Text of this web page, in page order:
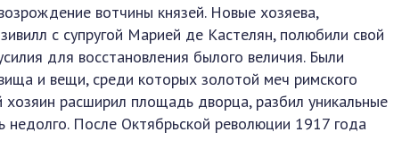
вотчины князей. Новые хозяева,
с супругой Марией де Кастелян, полюбили свой
для восстановления былого величия. Были
и вещи, среди которых золотой меч римского
расширил площадь дворца, разбил уникальные
недолго. После Октябрьской революции 1917 года